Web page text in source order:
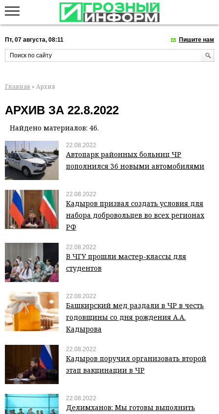
Пт, 07 августа, 08:11 Пишите нам
Главная » Архив
АРХИВ ЗА 22.8.2022
Найдено материалов: 46.
22.08.2022
Автопарк районных больниц ЧР
пополнился 36 новыми автомобилями
22.08.2022
Кадыров призвал создать условия для
набора добровольцев во всех регионах
РФ
22.08.2022
В ЧГУ прошли мастер-классы для
студентов
22.08.2022
Башкирский мед раздали в ЧР в честь
годовщины со дня рождения А.А.
Кадырова
22.08.2022
Кадыров поручил организовать второй
этап вакцинации в ЧР
22.08.2022
Делимханов: Мы готовы выполнить